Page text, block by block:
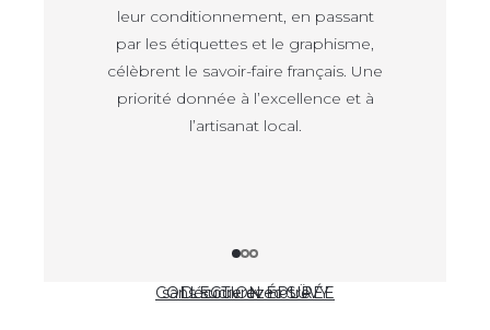
leur conditionnement, en passant
par les étiquettes et le graphisme,
célèbrent le savoir-faire français. Une
priorité donnée à l’excellence et à
l’artisanat local.
Découvrez notre
COLLECTION ÉPURÉE
sans sucre avec SÜVY